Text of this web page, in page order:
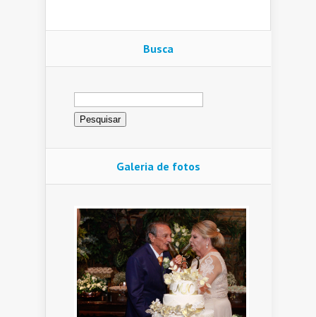
Busca
Pesquisar
por:
Galeria de fotos